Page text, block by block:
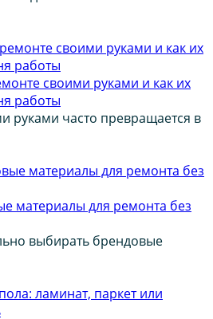
своими руками и как их
работы
руками часто превращается в
материалы для ремонта без
выбирать брендовые